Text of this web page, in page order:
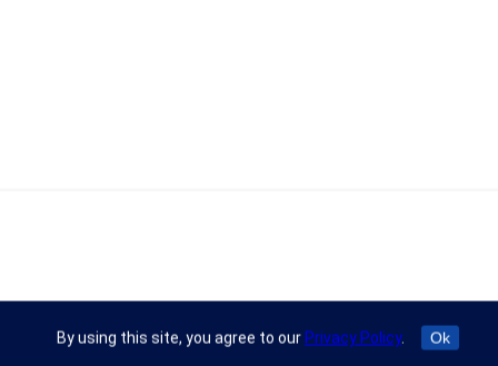
By using this site, you agree to our Privacy Policy. Ok